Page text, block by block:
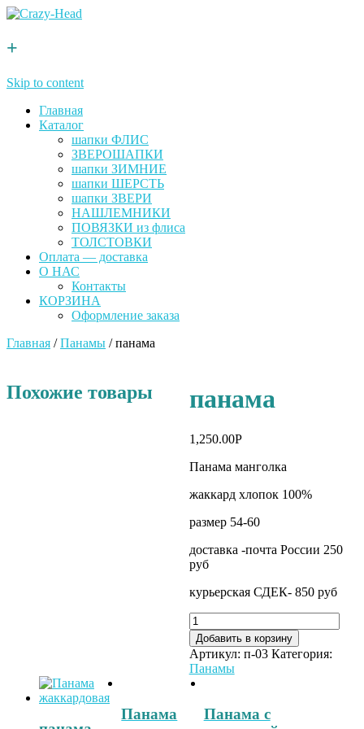
+
Skip to content
Главная
Каталог
шапки ФЛИС
ЗВЕРОШАПКИ
шапки ЗИМНИЕ
шапки ШЕРСТЬ
шапки ЗВЕРИ
НАШЛЕМНИКИ
ПОВЯЗКИ из флиса
ТОЛСТОВКИ
Оплата — доставка
О НАС
Контакты
КОРЗИНА
Оформление заказа
Главная /Панамы / панама
панама
1,250.00Р
Панама манголка
жаккард хлопок 100%
размер 54-60
доставка -почта России 250
руб
курьерская СДЕК- 850 руб
Добавить в корзину
Артикул: п-03 Категория:
Панамы
Похожие товары
Панама
Панама с